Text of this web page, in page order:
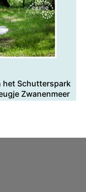
het Schutterspark
Zwanenmeer